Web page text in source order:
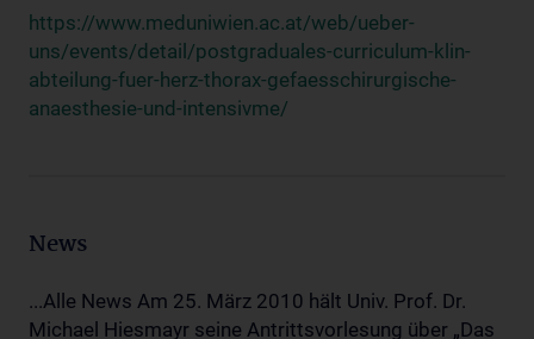
https://www.meduniwien.ac.at/web/ueber-
uns/events/detail/postgraduales-curriculum-klin-
abteilung-fuer-herz-thorax-gefaesschirurgische-
anaesthesie-und-intensivme/
News
...Alle News Am 25. März 2010 hält Univ. Prof. Dr.
Michael Hiesmayr seine Antrittsvorlesung über „Das